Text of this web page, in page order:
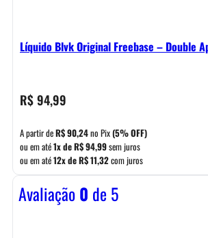
Líquido Blvk Original Freebase – Double
R$94,99
A partir deR$90,24no Pix(5% OFF)
ou em até1x deR$94,99sem juros
ou em até12x deR$11,32com juros
Avaliação0 de 5